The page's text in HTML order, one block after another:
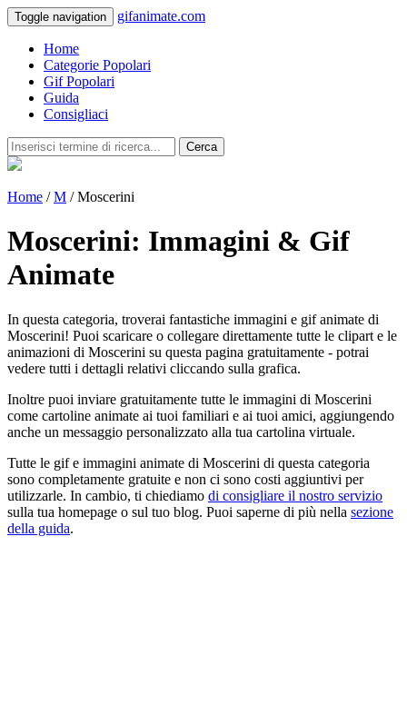
Toggle navigation gifanimate.com
Home
Categorie Popolari
Gif Popolari
Guida
Consigliaci
Cerca
Home /M / Moscerini
Moscerini: Immagini & Gif
Animate
In questa categoria, troverai fantastiche immagini e gif animate di
Moscerini! Puoi scaricare o collegare direttamente tutte le clipart e le
animazioni di Moscerini su questa pagina gratuitamente - potrai
vedere tutti i dettagli relativi cliccando sulla grafica.
Inoltre puoi inviare gratuitamente tutte le immagini di Moscerini
come cartoline animate ai tuoi familiari e ai tuoi amici, aggiungendo
anche un messaggio personalizzato alla tua cartolina virtuale.
Tutte le gif e immagini animate di Moscerini di questa categoria
sono completamente gratuite e non ci sono costi aggiuntivi per
utilizzarle. In cambio, ti chiediamo di consigliare il nostro servizio
sulla tua homepage o sul tuo blog. Puoi saperne di più nella sezione
della guida.